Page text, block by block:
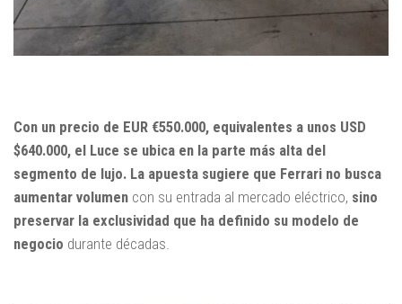
Con un precio de EUR €550.000, equivalentes a unos USD
$640.000, el Luce se ubica en la parte más alta del
segmento de lujo. La apuesta sugiere que Ferrari no busca
aumentar volumen con su entrada al mercado eléctrico, sino
preservar la exclusividad que ha definido su modelo de
negocio durante décadas.